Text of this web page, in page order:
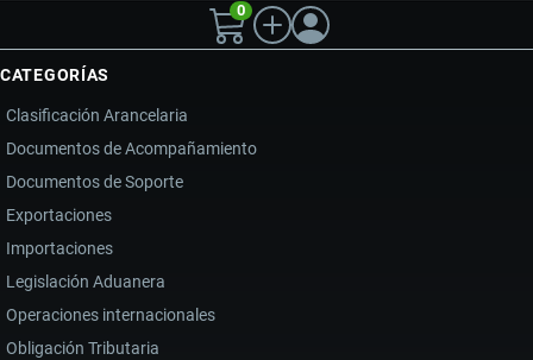
0
CATEGORÍAS
Clasificación Arancelaria
Documentos de Acompañamiento
Documentos de Soporte
Exportaciones
Importaciones
Legislación Aduanera
Operaciones internacionales
Obligación Tributaria